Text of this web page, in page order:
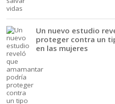
Un nuevo estudio
proteger contra un
en las mujeres